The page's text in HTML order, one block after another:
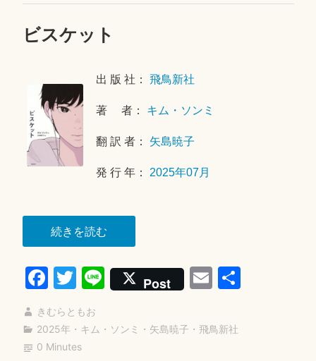
ビスケット
出 版 社：飛鳥新社
著 者： キム・ソンミ
翻 訳 者： 矢島暁子
発 行 年： 2025年07月
続きを読む“ビ
ス
ケ
ッ
Fa
ce
bo
ok
T
wi
tte
r
Li
ne
Post E
ail
共
きむらともお
2025年 ・ キム・ソンミ ・ 矢島暁子 ・ 飛鳥新社
0 Minutes